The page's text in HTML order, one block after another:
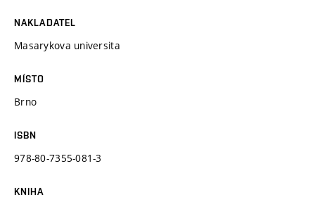
NAKLADATEL
Masarykova universita
MÍSTO
Brno
ISBN
978-80-7355-081-3
KNIHA